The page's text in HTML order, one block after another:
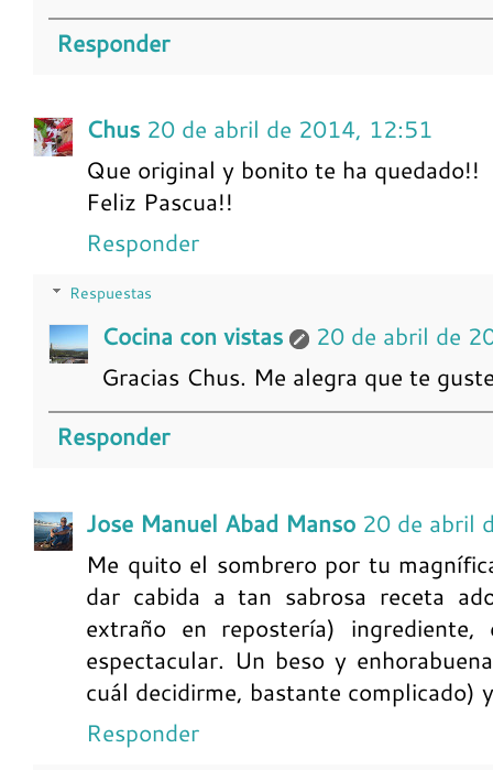
Responder
Chus 20 de abril de 2014, 12:51
Que original y bonito te ha quedado!!
Feliz Pascua!!
Responder
Respuestas
Cocina con vistas
20 de abril de
Gracias Chus. Me alegra que te
Responder
Jose Manuel Abad Manso 20 de abril
Me quito el sombrero por tu
dar cabida a tan sabrosa receta
extraño en repostería) ingrediente,
espectacular. Un beso y
cuál decidirme, bastante complicado)
Responder